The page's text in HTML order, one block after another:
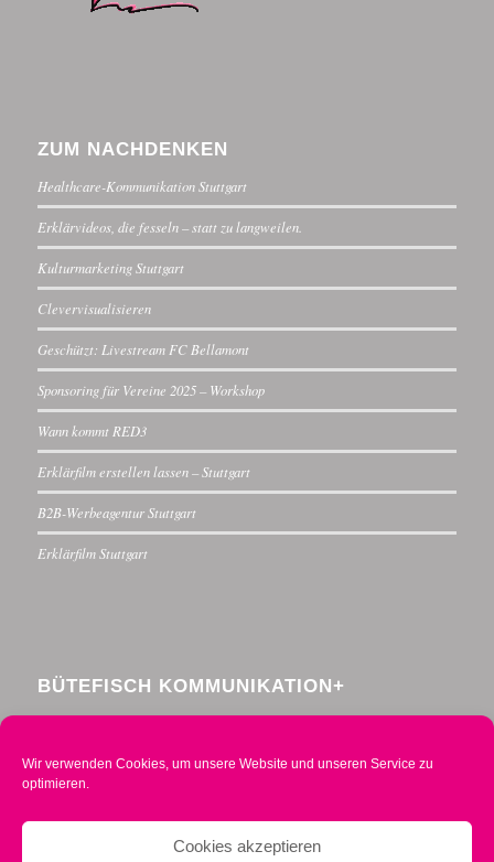
Wir verwenden Cookies, um unsere Website und unseren Service zu
optimieren.
Cookies akzeptieren
ZUM NACHDENKEN
Healthcare-Kommunikation Stuttgart
Erklärvideos, die fesseln – statt zu langweilen.
Kulturmarketing Stuttgart
Clevervisualisieren
Geschützt: Livestream FC Bellamont
Sponsoring für Vereine 2025 – Workshop
Wann kommt RED3
Erklärfilm erstellen lassen – Stuttgart
B2B-Werbeagentur Stuttgart
Erklärfilm Stuttgart
BÜTEFISCH KOMMUNIKATION+
Menzelstraße 30
Telefon 0711 234376-0
info@buetefisch.de